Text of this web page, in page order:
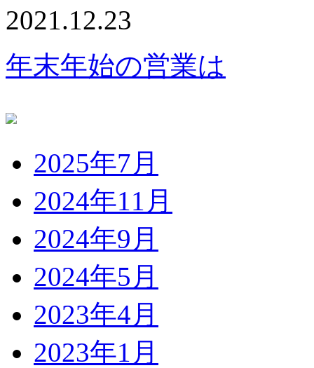
2021.12.23
年末年始の営業は
2025年7月
2024年11月
2024年9月
2024年5月
2023年4月
2023年1月